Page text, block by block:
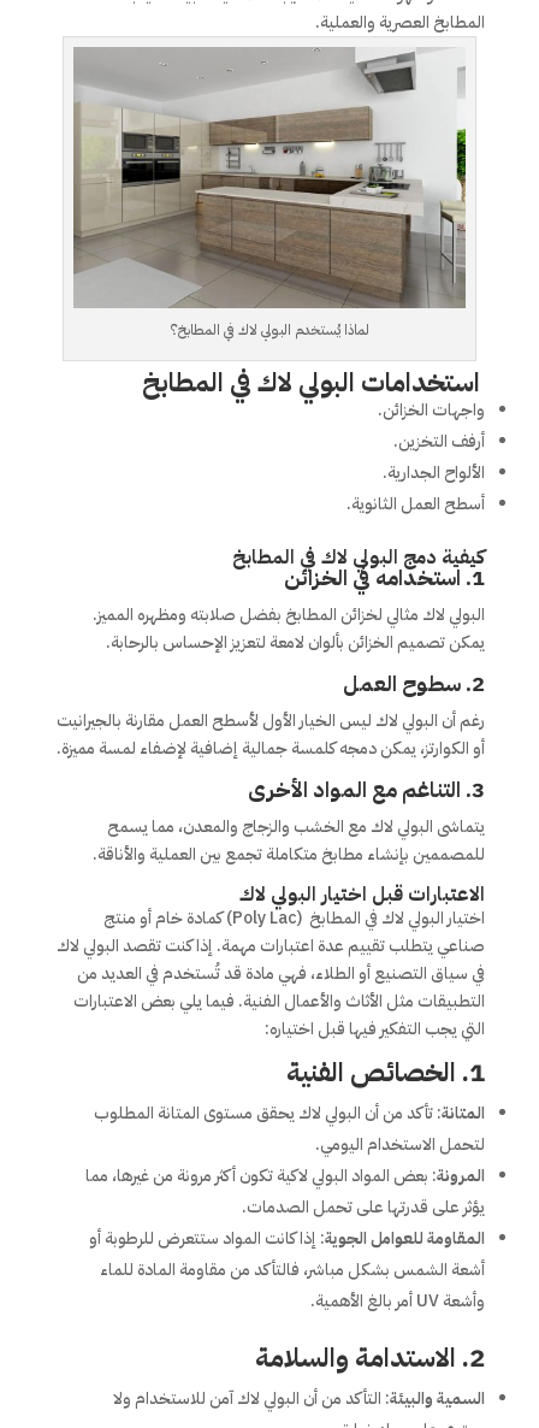
المطابخ العصرية والعملية.
لماذا يُستخدم البولي لاك في المطابخ؟
استخدامات البولي لاك في المطابخ
واجهات الخزائن.
أرفف التخزين.
الألواح الجدارية.
أسطح العمل الثانوية.
كيفية دمج البولي لاك في المطابخ
1. استخدامه في الخزائن
البولي لاك مثالي لخزائن المطابخ بفضل صلابته ومظهره المميز.
يمكن تصميم الخزائن بألوان لامعة لتعزيز الإحساس بالرحابة.
2. سطوح العمل
رغم أن البولي لاك ليس الخيار الأول لأسطح العمل مقارنة بالجيرانيت
أو الكوارتز، يمكن دمجه كلمسة جمالية إضافية لإضفاء لمسة مميزة.
3. التناغم مع المواد الأخرى
يتماشى البولي لاك مع الخشب والزجاج والمعدن، مما يسمح
للمصممين بإنشاء مطابخ متكاملة تجمع بين العملية والأناقة.
الاعتبارات قبل اختيار البولي لاك
اختيار البولي لاك في المطابخ (Poly Lac) كمادة خام أو منتج
صناعي يتطلب تقييم عدة اعتبارات مهمة. إذا كنت تقصد البولي لاك
في سياق التصنيع أو الطلاء، فهي مادة قد تُستخدم في العديد من
التطبيقات مثل الأثاث والأعمال الفنية. فيما يلي بعض الاعتبارات
التي يجب التفكير فيها قبل اختياره:
1. الخصائص الفنية
المتانة: تأكد من أن البولي لاك يحقق مستوى المتانة المطلوب
لتحمل الاستخدام اليومي.
المرونة: بعض المواد البولي لاكية تكون أكثر مرونة من غيرها، مما
يؤثر على قدرتها على تحمل الصدمات.
المقاومة للعوامل الجوية: إذا كانت المواد ستتعرض للرطوبة أو
أشعة الشمس بشكل مباشر، فالتأكد من مقاومة المادة للماء
وأشعة UV أمر بالغ الأهمية.
2. الاستدامة والسلامة
السمية والبيئة: التأكد من أن البولي لاك آمن للاستخدام ولا